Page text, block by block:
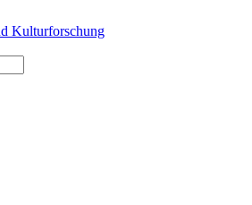
Kulturforschung